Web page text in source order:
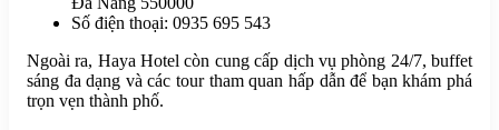
Số điện thoại: 0935 695 543
Ngoài ra, Haya Hotel còn cung cấp dịch vụ phòng 24/7, buffet
sáng đa dạng và các tour tham quan hấp dẫn để bạn khám phá
trọn vẹn thành phố.